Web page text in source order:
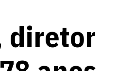
diretor